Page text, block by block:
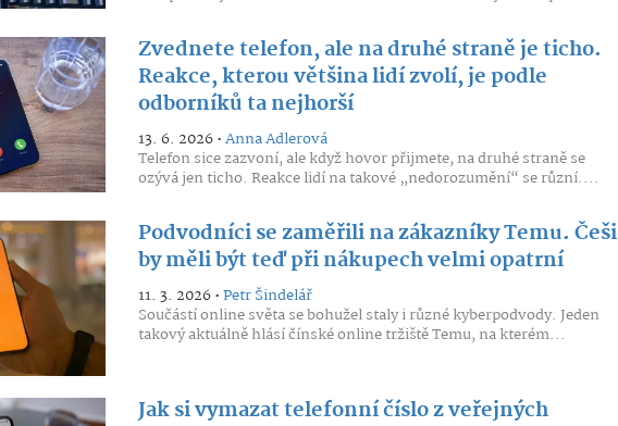
Zvednete telefon, ale na druhé straně je ticho.
Reakce, kterou většina lidí zvolí, je podle
odborníků ta nejhorší
13. 6. 2026 •Anna Adlerová
Telefon sice zazvoní, ale když hovor přijmete, na druhé straně se
ozývá jen ticho. Reakce lidí na takové „nedorozumění“ se různí....
Podvodníci se zaměřili na zákazníky Temu. Češi
by měli být teď při nákupech velmi opatrní
11. 3. 2026 •Petr Šindelář
Součástí online světa se bohužel staly i různé kyberpodvody. Jeden
takový aktuálně hlásí čínské online tržiště Temu, na kterém...
Jak si vymazat telefonní číslo z veřejných